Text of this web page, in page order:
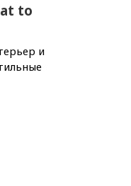
to
и